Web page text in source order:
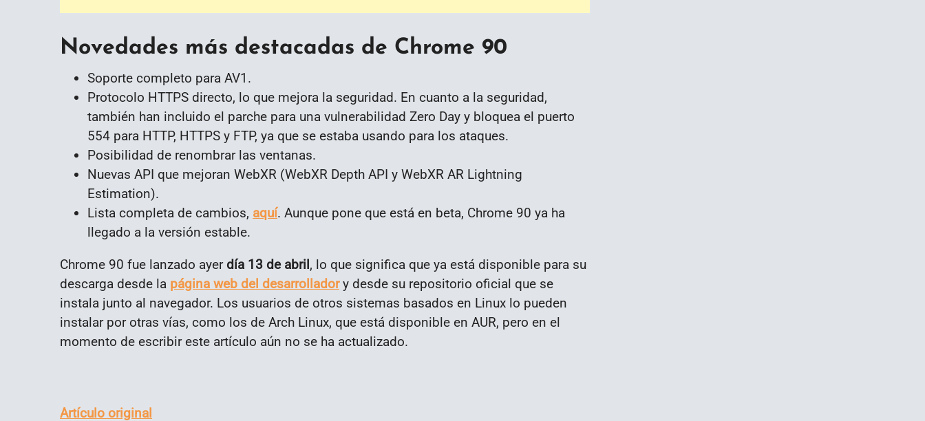
Novedades más destacadas de Chrome 90
Soporte completo para AV1.
Protocolo HTTPS directo, lo que mejora la seguridad. En cuanto a la seguridad,
también han incluido el parche para una vulnerabilidad Zero Day y bloquea el puerto
554 para HTTP, HTTPS y FTP, ya que se estaba usando para los ataques.
Posibilidad de renombrar las ventanas.
Nuevas API que mejoran WebXR (WebXR Depth API y WebXR AR Lightning
Estimation).
Lista completa de cambios, aquí. Aunque pone que está en beta, Chrome 90 ya ha
llegado a la versión estable.
Chrome 90 fue lanzado ayer día 13 de abril, lo que significa que ya está disponible para su
descarga desde la página web del desarrolladory desde su repositorio oficial que se
instala junto al navegador. Los usuarios de otros sistemas basados en Linux lo pueden
instalar por otras vías, como los de Arch Linux, que está disponible en AUR, pero en el
momento de escribir este artículo aún no se ha actualizado.
Artículo original